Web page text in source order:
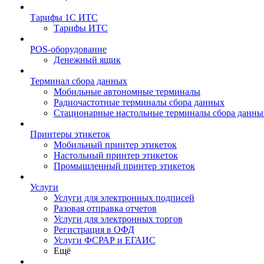
Тарифы 1С ИТС
Тарифы ИТС
POS-оборудование
Денежный ящик
Терминал сбора данных
Мобильные автономные терминалы
Радиочастотные терминалы сбора данных
Стационарные настольные терминалы сбора
Принтеры этикеток
Мобильный принтер этикеток
Настольный принтер этикеток
Промышленный принтер этикеток
Услуги
Услуги для электронных подписей
Разовая отправка отчетов
Услуги для электронных торгов
Регистрация в ОФД
Услуги ФСРАР и ЕГАИС
Ещё